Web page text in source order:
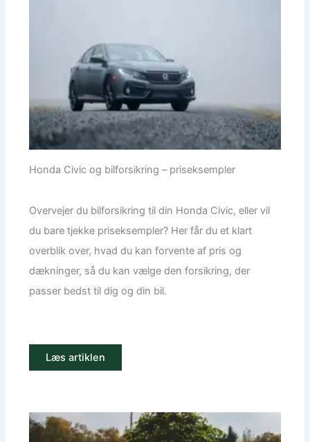
Honda Civic og bilforsikring – priseksempler
Overvejer du bilforsikring til din Honda Civic, eller vil
du bare tjekke priseksempler? Her får du et klart
overblik over, hvad du kan forvente af pris og
dækninger, så du kan vælge den forsikring, der
passer bedst til dig og din bil.
Læs artiklen